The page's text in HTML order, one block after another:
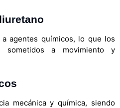
agentes químicos, lo que los
sometidos a movimiento y
mecánica y química, siendo